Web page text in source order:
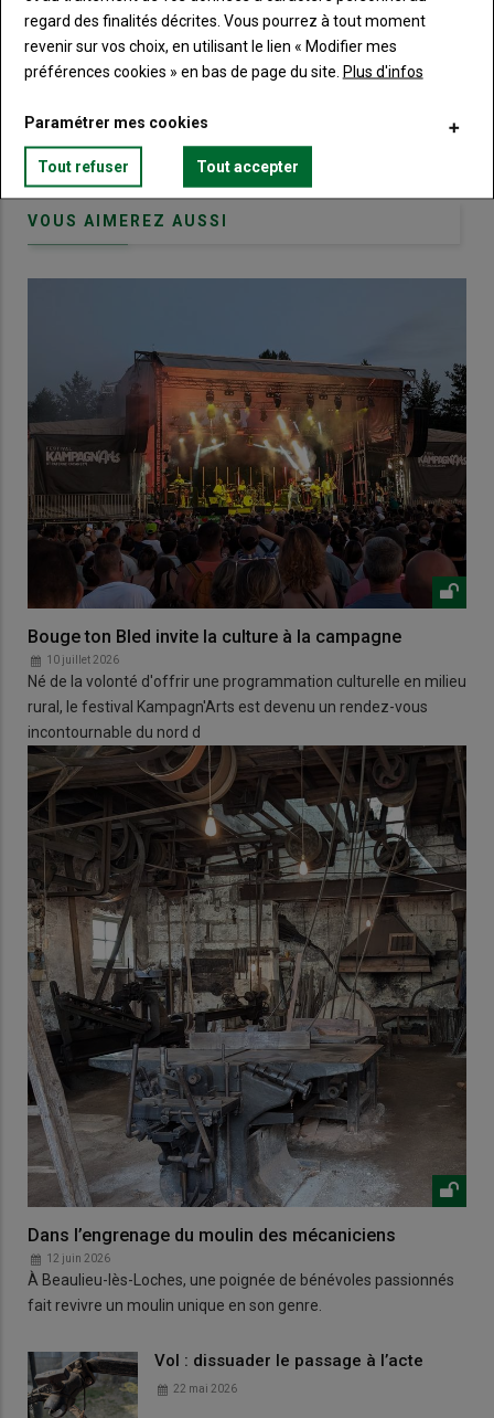
Body Choisissez votre formule et créez votre
compte pour accéder à tout Terre de
Touraine.
Lien
VOUS AIMEREZ AUSSI
Bouge ton Bled invite la culture à la campagne
10 juillet 2026
Né de la volonté d'offrir une programmation culturelle en milieu
rural, le festival Kampagn'Arts est devenu un rendez-vous
incontournable du nord d
Dans l’engrenage du moulin des mécaniciens
12 juin 2026
À Beaulieu-lès-Loches, une poignée de bénévoles passionnés
fait revivre un moulin unique en son genre.
Vol : dissuader le passage à l’acte
22 mai 2026
regard des finalités décrites. Vous pourrez à tout moment
revenir sur vos choix, en utilisant le lien « Modifier mes
préférences cookies » en bas de page du site. Plus d'infos
Paramétrer mes cookies
Tout refuser Tout accepter